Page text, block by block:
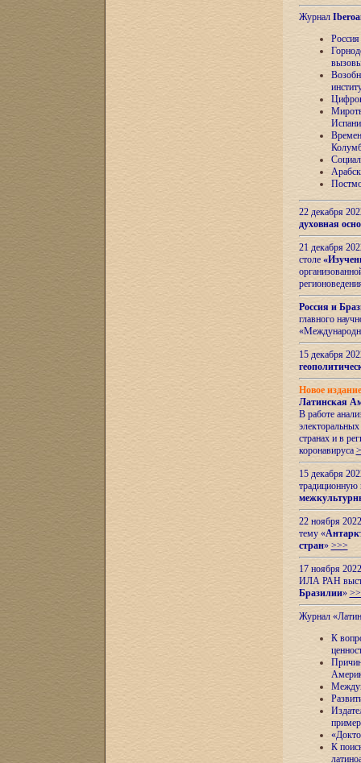
Журнал
22 декабря
духовная
21 декабря
столе
Россия и
главного
15 декабря
Новое
Латинская
В работе
странах и в
коронавируса
15 декабря
22 ноября
тему «
стран» >>>
17 ноября
ИЛА РАН
Бразилии»
Журнал
К
К